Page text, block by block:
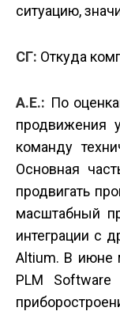
ситуацию,
СГ: Откуда
А.Е.: По
продвижения
команду
Основная
продвигать
масштабный
интеграции с
Altium. В июне
PLM Software